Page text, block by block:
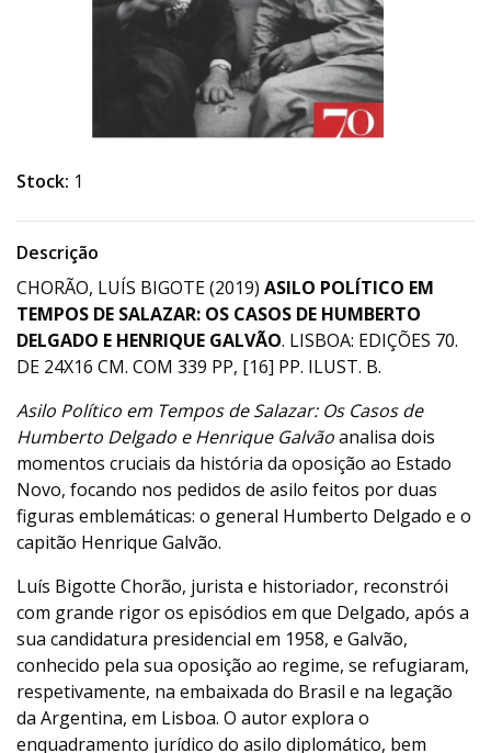
Stock: 1
Descrição
CHORÃO, LUÍS BIGOTE (2019) ASILO POLÍTICO EM
TEMPOS DE SALAZAR: OS CASOS DE HUMBERTO
DELGADO E HENRIQUE GALVÃO. LISBOA: EDIÇÕES 70.
DE 24X16 CM. COM 339 PP, [16] PP. ILUST. B.
Asilo Político em Tempos de Salazar: Os Casos de
Humberto Delgado e Henrique Galvãoanalisa dois
momentos cruciais da história da oposição ao Estado
Novo, focando nos pedidos de asilo feitos por duas
figuras emblemáticas: o general Humberto Delgado e o
capitão Henrique Galvão.
Luís Bigotte Chorão, jurista e historiador, reconstrói
com grande rigor os episódios em que Delgado, após a
sua candidatura presidencial em 1958, e Galvão,
conhecido pela sua oposição ao regime, se refugiaram,
respetivamente, na embaixada do Brasil e na legação
da Argentina, em Lisboa. O autor explora o
enquadramento jurídico do asilo diplomático, bem